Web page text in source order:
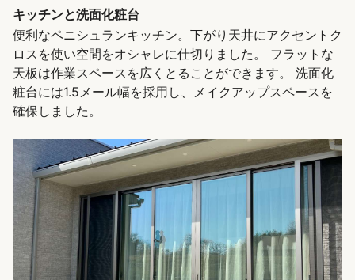
キッチンと洗面化粧台
便利なペニシュランキッチン。下がり天井にアクセントク
ロスを使い空間をオシャレに仕切りました。 フラットな
天板は作業スペースを広くとることができます。 洗面化
粧台には1.5メール幅を採用し、メイクアップスペースを
確保しました。